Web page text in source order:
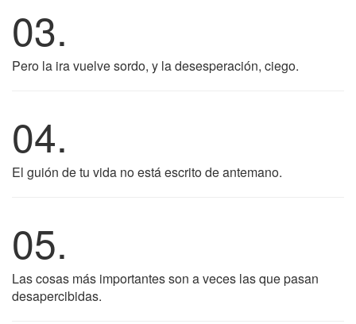
03.
Pero la ira vuelve sordo, y la desesperación, ciego.
04.
El guión de tu vida no está escrito de antemano.
05.
Las cosas más importantes son a veces las que pasan
desapercibidas.